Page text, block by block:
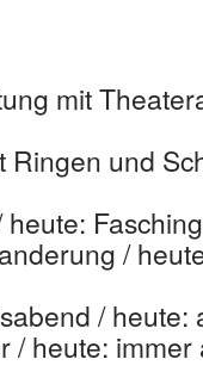
mit
Ringen und
/
/ heute:
/ heute: immer